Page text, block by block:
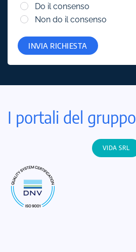
Do il consenso
Non do il consenso
INVIA RICHIESTA
I portali del gruppo
VIDA SRL